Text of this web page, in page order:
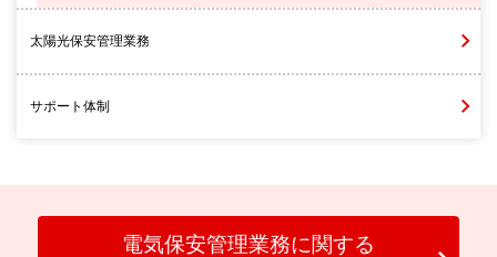
太陽光保安管理業務
サポート体制
電気保安管理業務に関する